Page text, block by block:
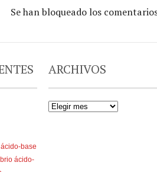
Se han bloqueado los
base
ácido-
ARCHIVOS